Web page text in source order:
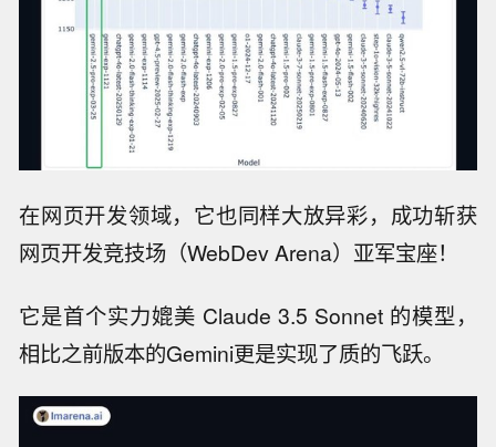
在网页开发领域，它也同样大放异彩，成功斩获
网页开发竞技场（WebDev Arena）亚军宝座！
它是首个实力媲美 Claude 3.5 Sonnet 的模型，
相比之前版本的Gemini更是实现了质的飞跃。